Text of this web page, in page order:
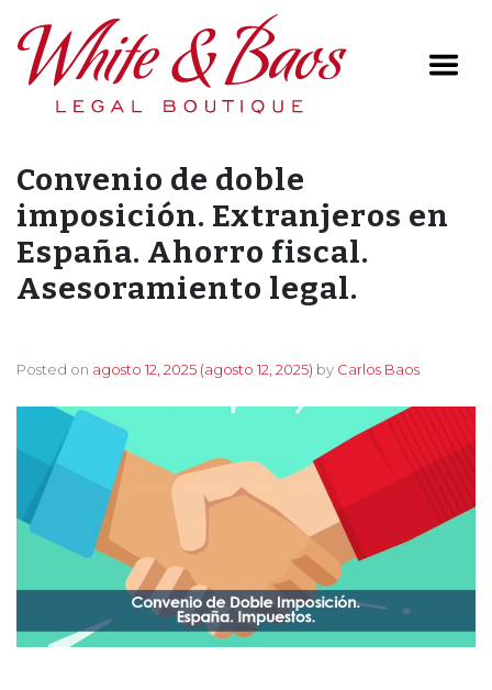
Main Navigation
Convenio de doble
imposición. Extranjeros en
España. Ahorro fiscal.
Asesoramiento legal.
Posted on agosto 12, 2025 (agosto 12, 2025) by Carlos Baos